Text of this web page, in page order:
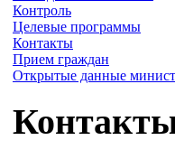
Контроль
Целевые программы
Контакты
Прием граждан
Открытые данные